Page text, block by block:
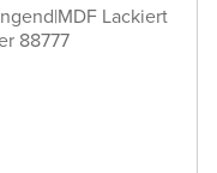
|MDF Lackiert
88777